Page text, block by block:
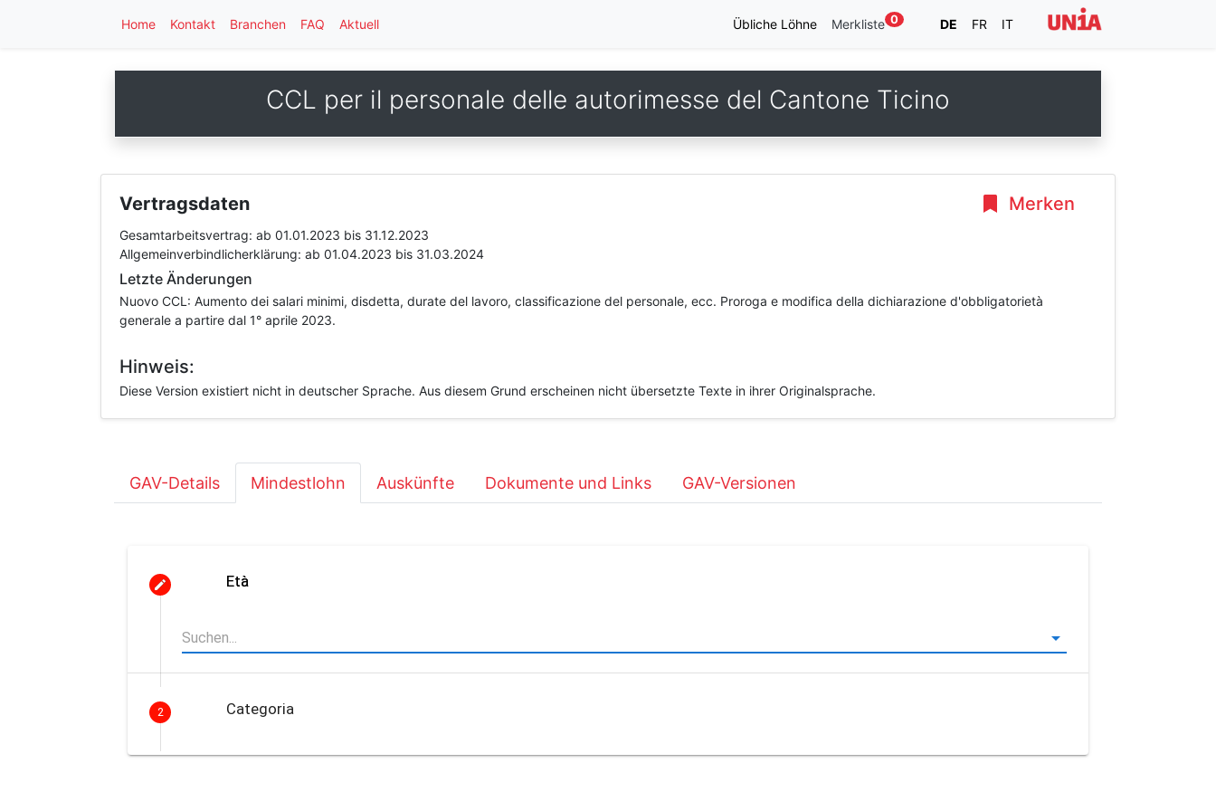
Home Kontakt Branchen FAQ Aktuell Übliche Löhne Merkliste 0 DE FR IT
CCL per il personale delle autorimesse del Cantone Ticino
Merken
Vertragsdaten
Gesamtarbeitsvertrag: ab 01.01.2023 bis 31.12.2023
Allgemeinverbindlicherklärung: ab 01.04.2023 bis 31.03.2024
Letzte Änderungen
Nuovo CCL: Aumento dei salari minimi, disdetta, durate del lavoro, classificazione del personale, ecc. Proroga e modifica della dichiarazione d'obbligatorietà
generale a partire dal 1° aprile 2023.
Hinweis:
Diese Version existiert nicht in deutscher Sprache. Aus diesem Grund erscheinen nicht übersetzte Texte in ihrer Originalsprache.
GAV-Details Mindestlohn Auskünfte Dokumente und Links GAV-Versionen
Età
2 Categoria